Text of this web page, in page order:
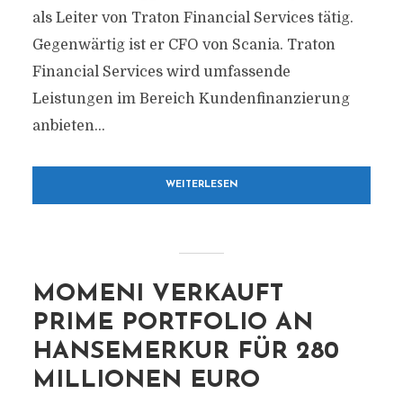
als Leiter von Traton Financial Services tätig.
Gegenwärtig ist er CFO von Scania. Traton
Financial Services wird umfassende
Leistungen im Bereich Kundenfinanzierung
anbieten...
WEITERLESEN
MOMENI VERKAUFT
PRIME PORTFOLIO AN
HANSEMERKUR FÜR 280
MILLIONEN EURO